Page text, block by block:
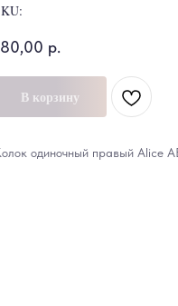
р.
В корзину
одиночный правый Alice